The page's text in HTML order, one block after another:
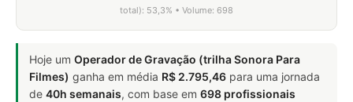
total): 53,3% • Volume: 698
Hoje um Operador de Gravação (trilha Sonora Para
Filmes) ganha em média R$ 2.795,46 para uma jornada
de 40h semanais, com base em 698 profissionais